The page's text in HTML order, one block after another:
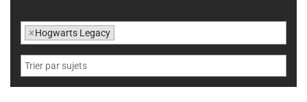
×Hogwarts Legacy